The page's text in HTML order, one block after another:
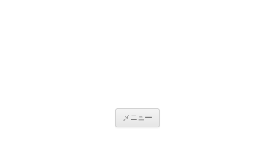
メニュー コンテンツへ移動